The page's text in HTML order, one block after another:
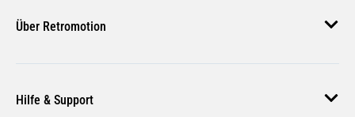
Über Retromotion
Unsere Jobs
Hilfe & Support